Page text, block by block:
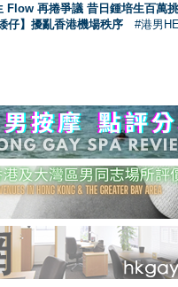
Flow 再捲爭議 昔日鍾培生百萬
仔】擾亂香港機場秩序 #港男